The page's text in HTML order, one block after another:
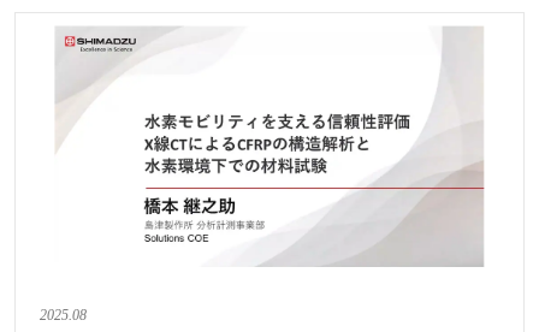
2025.08